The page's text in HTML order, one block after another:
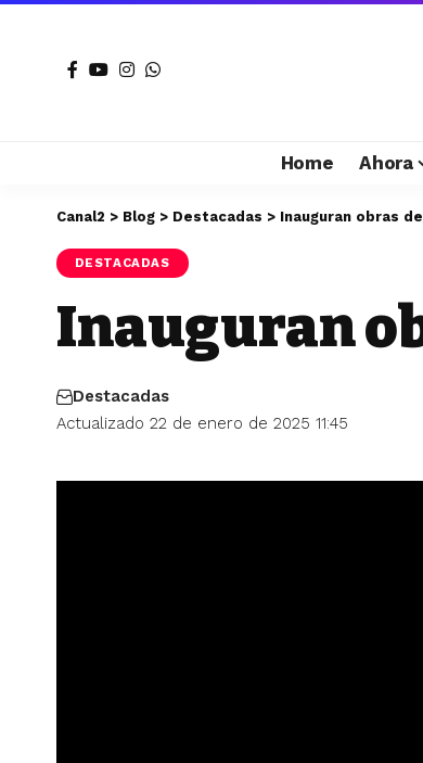
Home Ahora
Canal2 > Blog > Destacadas > Inauguran obras
DESTACADAS
Inauguran
Actualizado 22 de enero de 2025 11:45
Destacadas